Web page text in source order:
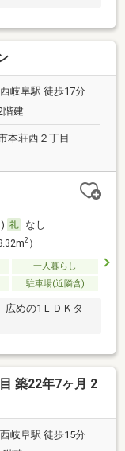
岐阜駅 徒歩17分
階建
本荘西２丁目
なし
2）
一人暮らし
駐車場(近隣含)
めの1ＬＤＫタ
築22年7ヶ月 2
岐阜駅 徒歩15分